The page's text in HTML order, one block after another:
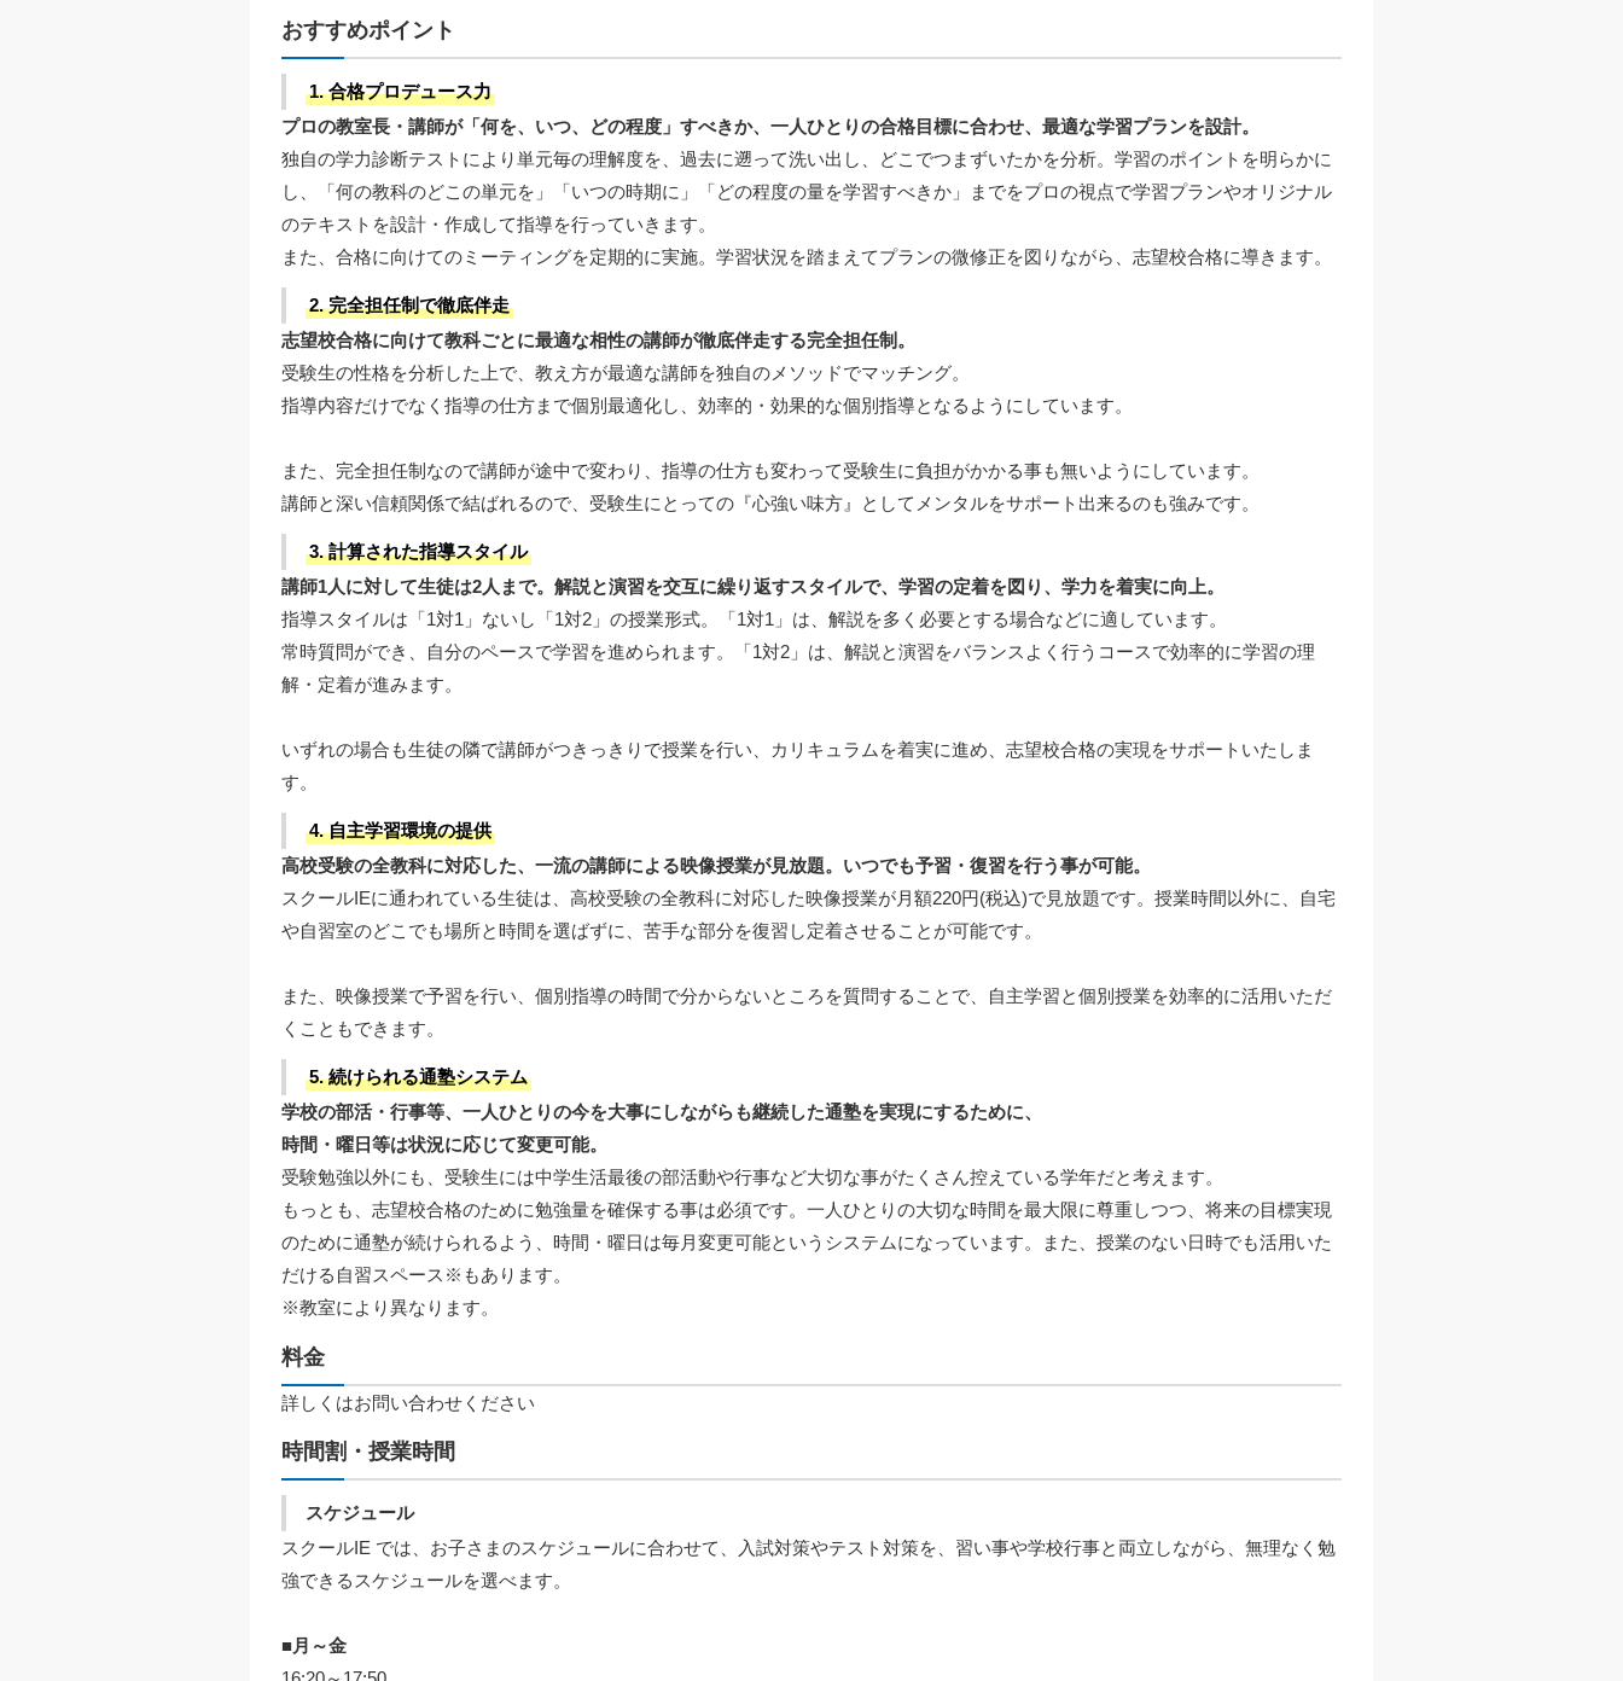
おすすめポイント
1. 合格プロデュース力
プロの教室長・講師が「何を、いつ、どの程度」すべきか、一人ひとりの合格目標に合わせ、最適な学習プランを設計。
独自の学力診断テストにより単元毎の理解度を、過去に遡って洗い出し、どこでつまずいたかを分析。学習のポイントを明らかに
し、「何の教科のどこの単元を」「いつの時期に」「どの程度の量を学習すべきか」までをプロの視点で学習プランやオリジナル
のテキストを設計・作成して指導を行っていきます。
また、合格に向けてのミーティングを定期的に実施。学習状況を踏まえてプランの微修正を図りながら、志望校合格に導きます。
2. 完全担任制で徹底伴走
志望校合格に向けて教科ごとに最適な相性の講師が徹底伴走する完全担任制。
受験生の性格を分析した上で、教え方が最適な講師を独自のメソッドでマッチング。
指導内容だけでなく指導の仕方まで個別最適化し、効率的・効果的な個別指導となるようにしています。
また、完全担任制なので講師が途中で変わり、指導の仕方も変わって受験生に負担がかかる事も無いようにしています。
講師と深い信頼関係で結ばれるので、受験生にとっての『心強い味方』としてメンタルをサポート出来るのも強みです。
3. 計算された指導スタイル
講師1人に対して生徒は2人まで。解説と演習を交互に繰り返すスタイルで、学習の定着を図り、学力を着実に向上。
指導スタイルは「1対1」ないし「1対2」の授業形式。「1対1」は、解説を多く必要とする場合などに適しています。
常時質問ができ、自分のペースで学習を進められます。「1対2」は、解説と演習をバランスよく行うコースで効率的に学習の理
解・定着が進みます。
いずれの場合も生徒の隣で講師がつきっきりで授業を行い、カリキュラムを着実に進め、志望校合格の実現をサポートいたしま
す。
4. 自主学習環境の提供
高校受験の全教科に対応した、一流の講師による映像授業が見放題。いつでも予習・復習を行う事が可能。
スクールIEに通われている生徒は、高校受験の全教科に対応した映像授業が月額220円(税込)で見放題です。授業時間以外に、自宅
や自習室のどこでも場所と時間を選ばずに、苦手な部分を復習し定着させることが可能です。
また、映像授業で予習を行い、個別指導の時間で分からないところを質問することで、自主学習と個別授業を効率的に活用いただ
くこともできます。
5. 続けられる通塾システム
学校の部活・行事等、一人ひとりの今を大事にしながらも継続した通塾を実現にするために、
時間・曜日等は状況に応じて変更可能。
受験勉強以外にも、受験生には中学生活最後の部活動や行事など大切な事がたくさん控えている学年だと考えます。
もっとも、志望校合格のために勉強量を確保する事は必須です。一人ひとりの大切な時間を最大限に尊重しつつ、将来の目標実現
のために通塾が続けられるよう、時間・曜日は毎月変更可能というシステムになっています。また、授業のない日時でも活用いた
だける自習スペース※もあります。
※教室により異なります。
料金
詳しくはお問い合わせください
時間割・授業時間
スケジュール
スクールIE では、お子さまのスケジュールに合わせて、入試対策やテスト対策を、習い事や学校行事と両立しながら、無理なく勉
強できるスケジュールを選べます。
■月～金